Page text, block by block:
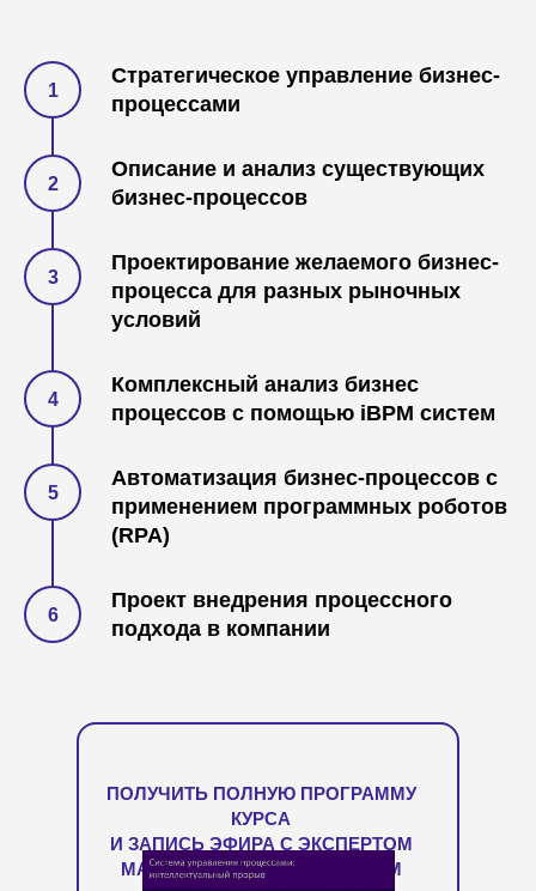
Стратегическое управление бизнес-
процессами
Описание и анализ существующих
бизнес-процессов
Проектирование желаемого бизнес-
процесса для разных рыночных
условий
Комплексный анализ бизнес
процессов с помощью iBPM систем
Автоматизация бизнес-процессов с
применением программных роботов
(RPA)
Проект внедрения процессного
подхода в компании
ПОЛУЧИТЬ ПОЛНУЮ ПРОГРАММУ
КУРСА
И ЗАПИСЬ ЭФИРА С ЭКСПЕРТОМ
МАРКОМ АЛЕКСАНДРОВИЧЕМ
эффективно управлять
внедрение
Как преодолеть лоскутную
автоматизациюс помощью
цифровых роботов и дашборда?
Как описать,оптимизировать
бизнес-процесси
Как бизнес-процессы помогают
реализовать стратегию
поставленные цели?